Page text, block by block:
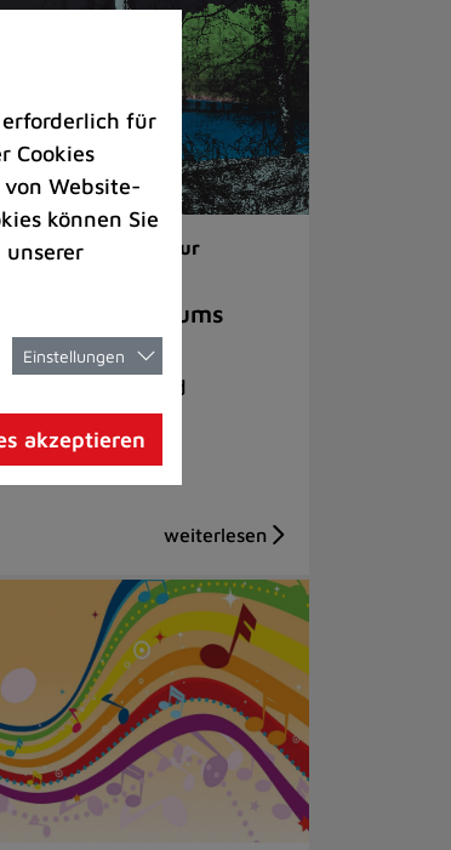
| Kunst & Kultur
des Museums
Ausstellungs- und
erforderlich für
Cookies
Website-
können Sie
Einstellungen
akzeptieren